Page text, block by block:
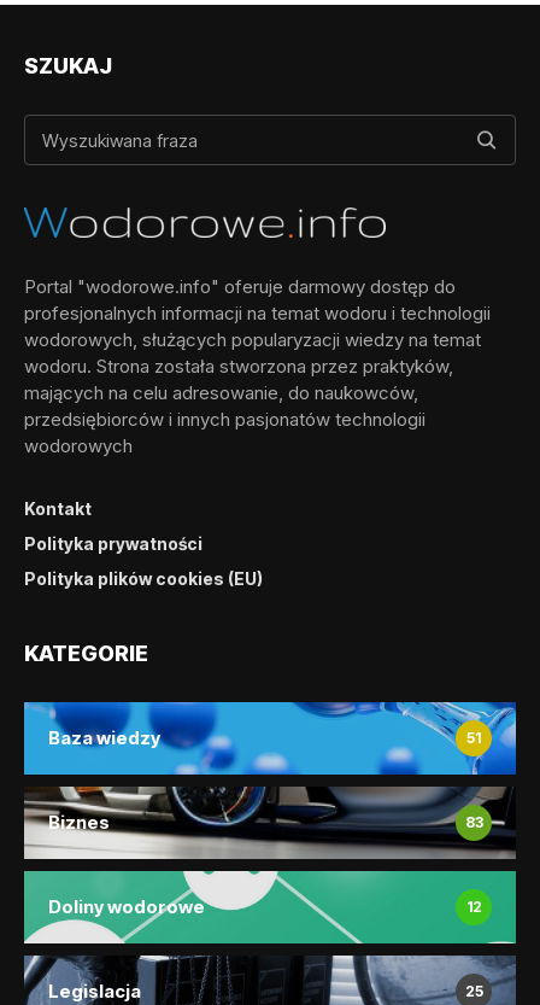
SZUKAJ
Portal "wodorowe.info" oferuje darmowy dostęp do
profesjonalnych informacji na temat wodoru i technologii
wodorowych, służących popularyzacji wiedzy na temat
wodoru. Strona została stworzona przez praktyków,
mających na celu adresowanie, do naukowców,
przedsiębiorców i innych pasjonatów technologii
wodorowych
Kontakt
Polityka prywatności
Polityka plików cookies (EU)
KATEGORIE
Baza wiedzy 51
Biznes 83
Doliny wodorowe 12
Legislacja 25